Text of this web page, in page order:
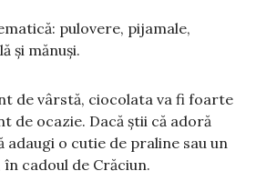
pulovere, pijamale,
și mănuși.
de vârstă, ciocolata va fi foarte
de ocazie. Dacă știi că adoră
adaugi o cutie de praline sau un
cadoul de Crăciun.